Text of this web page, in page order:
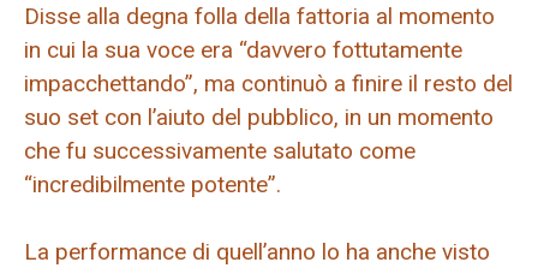
Disse alla degna folla della fattoria al momento
in cui la sua voce era “davvero fottutamente
impacchettando”, ma continuò a finire il resto del
suo set con l’aiuto del pubblico, in un momento
che fu successivamente salutato come
“incredibilmente potente”.
La performance di quell’anno lo ha anche visto